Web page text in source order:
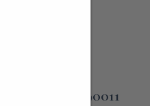
3383090011